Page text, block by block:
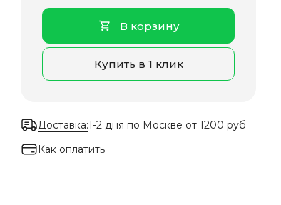
В корзину
Купить в 1 клик
Доставка:1-2 дня по Москве от 1200 руб
Как оплатить